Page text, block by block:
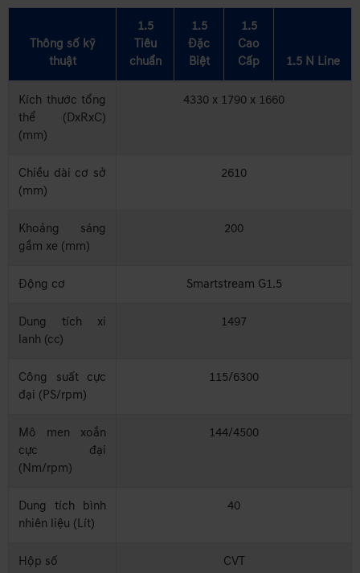
Thông số kỹ
thuật
1.5
Tiêu
chuẩn
1.5
Đặc
Biệt
1.5
Cao
Cấp
1.5 N Line
Kích thước tổng
thể (DxRxC)
(mm)
4330 x 1790 x 1660
Chiều dài cơ sở
(mm)
2610
Khoảng sáng
gầm xe (mm)
200
Động cơ Smartstream G1.5
Dung tích xi
lanh (cc)
1497
Công suất cực
đại (PS/rpm)
115/6300
Mô men xoắn
cực đại
(Nm/rpm)
144/4500
Dung tích bình
nhiên liệu (Lít)
40
Hộp số CVT